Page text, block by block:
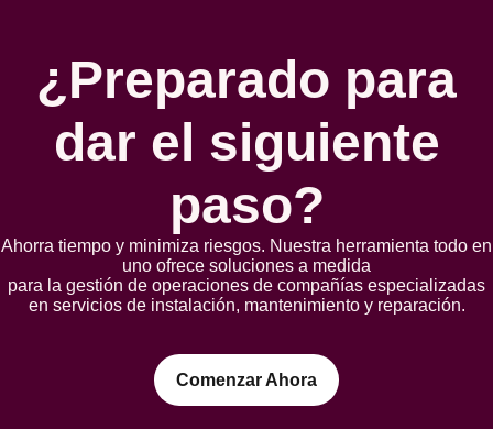
¿Preparado para
dar el siguiente
paso?
Ahorra tiempo y minimiza riesgos. Nuestra herramienta todo en
uno ofrece soluciones a medida
para la gestión de operaciones de compañías especializadas
en servicios de instalación, mantenimiento y reparación.
Comenzar Ahora